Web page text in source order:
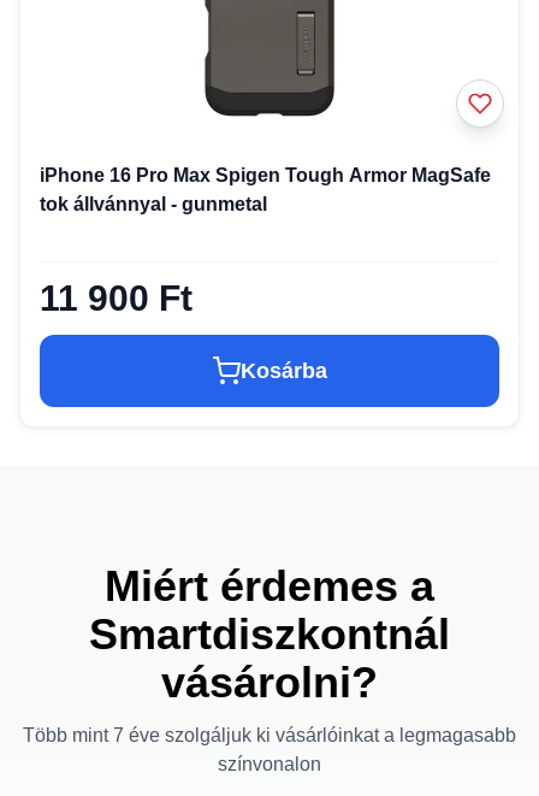
iPhone 16 Pro Max Spigen Tough Armor MagSafe
tok állvánnyal - gunmetal
11 900 Ft
Kosárba
Miért érdemes a
Smartdiszkontnál
vásárolni?
Több mint 7 éve szolgáljuk ki vásárlóinkat a legmagasabb
színvonalon